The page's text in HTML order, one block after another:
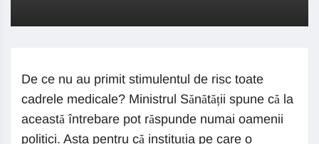
De ce nu au primit stimulentul de risc toate
cadrele medicale? Ministrul Sănătății spune că la
această întrebare pot răspunde numai oamenii
politici. Asta pentru că instituția pe care o